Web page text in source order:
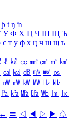
þ ŧ ŋ ŉ
У Ф Х Ц Ч Ш Щ Ъ
с т у ф х ц ч ш щ ъ
ℓ ㎘ ㏄ ㎣ ㎤ ㎥ ㎦
㎈ ㎉ ㏈ ㎧ ㎨ ㎰
㎻ ㎽ ㎾ ㎿ ㎐ ㎑
㎩ ㎪ ㎫ ㎬ ㏝ ㏐
㏓
↔ 〓 ◁ ◀ ▷ ▶ ♤